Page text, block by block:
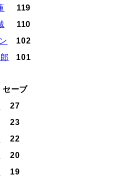
119
110
102
101
セーブ
27
23
22
20
19